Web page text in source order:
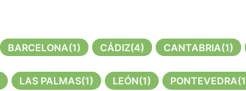
BARCELONA(1) CÁDIZ(4) CANTABRIA(1)
LAS PALMAS(1) LEÓN(1) PONTEVEDRA